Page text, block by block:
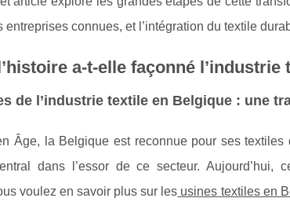
entreprises connues, et l’intégration du textile
a-t-elle façonné l’industrie
de l’industrie textile en Belgique : une
Âge, la Belgique est reconnue pour ses
dans l’essor de ce secteur. Aujourd’hui,
voulez en savoir plus sur les usines textiles en